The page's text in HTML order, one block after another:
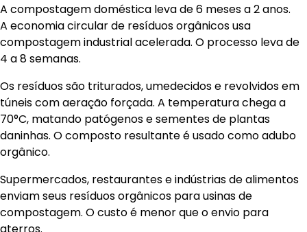
A compostagem doméstica leva de 6 meses a 2 anos.
A economia circular de resíduos orgânicos usa
compostagem industrial acelerada. O processo leva de
4 a 8 semanas.
Os resíduos são triturados, umedecidos e revolvidos em
túneis com aeração forçada. A temperatura chega a
70°C, matando patógenos e sementes de plantas
daninhas. O composto resultante é usado como adubo
orgânico.
Supermercados, restaurantes e indústrias de alimentos
enviam seus resíduos orgânicos para usinas de
compostagem. O custo é menor que o envio para
aterros.